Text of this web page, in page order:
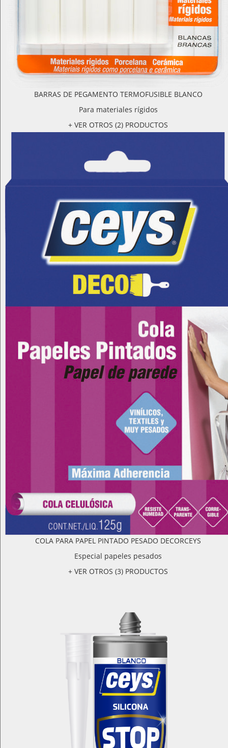
BARRAS DE PEGAMENTO TERMOFUSIBLE BLANCO
Para materiales rígidos
+ VER OTROS (2) PRODUCTOS
COLA PARA PAPEL PINTADO PESADO DECORCEYS
Especial papeles pesados
+ VER OTROS (3) PRODUCTOS